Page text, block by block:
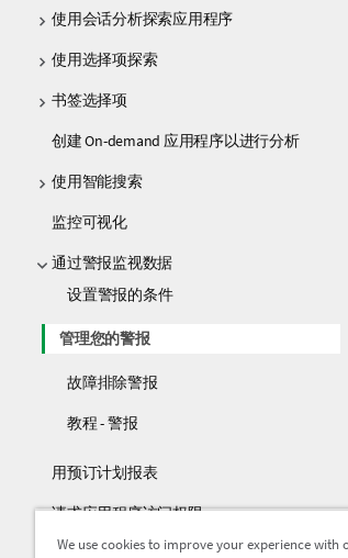
使用会话分析探索应用程序
使用选择项探索
书签选择项
创建 On-demand 应用程序以进行分析
使用智能搜索
监控可视化
通过警报监视数据
设置警报的条件
管理您的警报
故障排除警报
教程 - 警报
用预订计划报表
请求应用程序访问权限
共享和下载应用程序内容
We use cookies to improve your experience